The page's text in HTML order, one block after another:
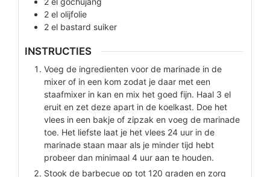
2 el olijfolie
2 el bastard suiker
INSTRUCTIES
Voeg de ingredienten voor de marinade in de
mixer of in een kom zodat je daar met een
staafmixer in kan en mix het goed fijn. Haal 3 el
eruit en zet deze apart in de koelkast. Doe het
vlees in een bakje of zipzak en voeg de marinade
toe. Het liefste laat je het vlees 24 uur in de
marinade staan maar als je minder tijd hebt
probeer dan minimaal 4 uur aan te houden.
Stook de barbecue op tot 120 graden en zorg